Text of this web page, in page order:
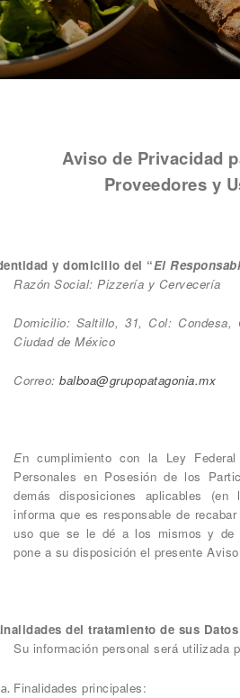
Aviso de Privacidad
Proveedores y
y domicilio del “El
Razón Social: Pizzería y Cervecería
Domicilio: Saltillo, 31, Col: Condesa,
Ciudad de México
Correo: balboa@grupopatagonia.mx
En cumplimiento con la Ley
Personales en Posesión de los
demás disposiciones aplicables
informa que es responsable de
uso que se le dé a los mismos y de
pone a su disposición el presente
del tratamiento de sus
Su información personal será utilizada
Finalidades principales: